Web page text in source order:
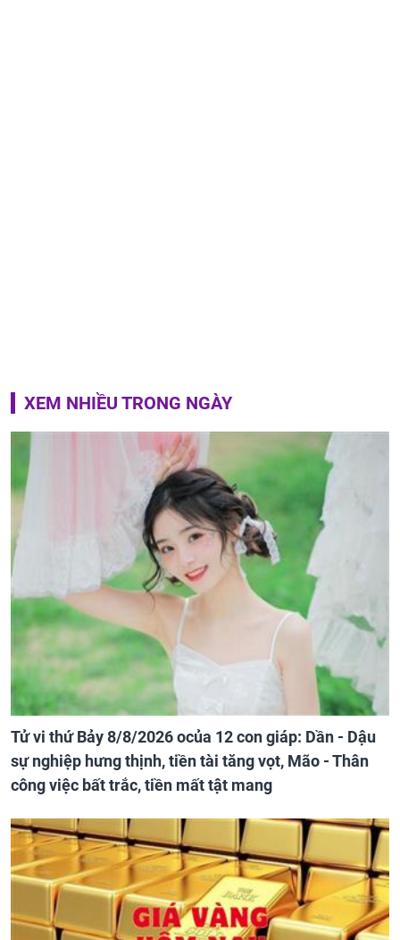
XEM NHIỀU TRONG NGÀY
Tử vi thứ Bảy 8/8/2026 ocủa 12 con giáp: Dần - Dậu
sự nghiệp hưng thịnh, tiền tài tăng vọt, Mão - Thân
công việc bất trắc, tiền mất tật mang